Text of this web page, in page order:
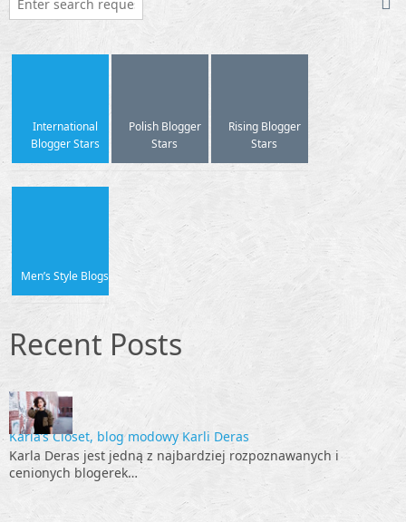
International
Blogger Stars
Polish Blogger
Stars
Rising Blogger
Stars
Men’s Style Blogs
Recent Posts
Karla’s Closet, blog modowy Karli Deras
Karla Deras jest jedną z najbardziej rozpoznawanych i
cenionych blogerek…